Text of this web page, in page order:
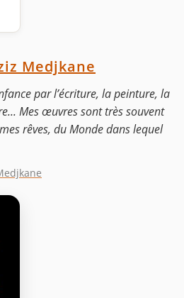
Medjkane
par l’écriture, la peinture, la
Mes œuvres sont très souvent
rêves, du Monde dans lequel